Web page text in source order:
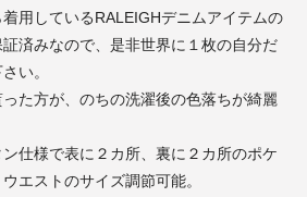
用しているRALEIGHデニムアイテムの
済みなので、是非世界に１枚の自分だ
い。
た方が、のちの洗濯後の色落ちが綺麗
仕様で表に２カ所、裏に２カ所のポケ
エストのサイズ調節可能。